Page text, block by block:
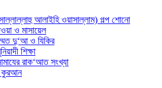
আলাইহি ওয়াসাল্লাম) গল্প শোনো
ও মাসায়েল
দু‘আ ও যিকির
শিক্ষা
রাক‘আত সংখ্যা
কুরআন